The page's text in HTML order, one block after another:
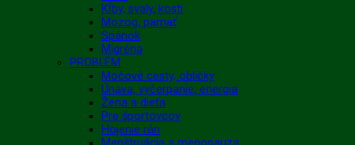
Kĺby, svaly, kosti
Mozog, pamäť
Spánok
Migréna
PROBLÉM
Močové cesty, obličky
Únava, vyčerpanie, energia
Žena a dieťa
Pre športovcov
Hojenie rán